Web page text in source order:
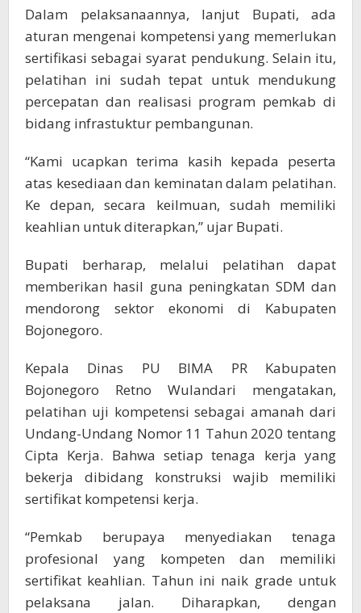
Dalam pelaksanaannya, lanjut Bupati, ada
aturan mengenai kompetensi yang memerlukan
sertifikasi sebagai syarat pendukung. Selain itu,
pelatihan ini sudah tepat untuk mendukung
percepatan dan realisasi program pemkab di
bidang infrastuktur pembangunan.
“Kami ucapkan terima kasih kepada peserta
atas kesediaan dan keminatan dalam pelatihan.
Ke depan, secara keilmuan, sudah memiliki
keahlian untuk diterapkan,” ujar Bupati.
Bupati berharap, melalui pelatihan dapat
memberikan hasil guna peningkatan SDM dan
mendorong sektor ekonomi di Kabupaten
Bojonegoro.
Kepala Dinas PU BIMA PR Kabupaten
Bojonegoro Retno Wulandari mengatakan,
pelatihan uji kompetensi sebagai amanah dari
Undang-Undang Nomor 11 Tahun 2020 tentang
Cipta Kerja. Bahwa setiap tenaga kerja yang
bekerja dibidang konstruksi wajib memiliki
sertifikat kompetensi kerja.
“Pemkab berupaya menyediakan tenaga
profesional yang kompeten dan memiliki
sertifikat keahlian. Tahun ini naik grade untuk
pelaksana jalan. Diharapkan, dengan